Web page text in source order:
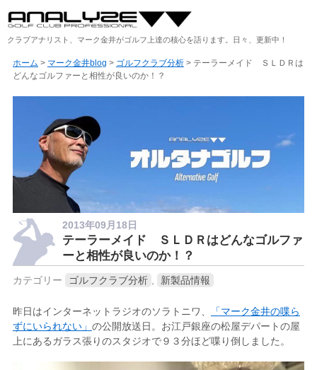
クラブアナリスト、マーク金井がゴルフ上達の核心を語ります。日々、更新中！
ホーム > マーク金井blog > ゴルフクラブ分析> テーラーメイド ＳＬＤＲは
どんなゴルファーと相性が良いのか！？
2013年09月18日
テーラーメイド ＳＬＤＲはどんなゴルファ
ーと相性が良いのか！？
カテゴリー ゴルフクラブ分析 新製品情報
昨日はインターネットラジオのソラトニワ、
「マーク金井の喋ら
ずにいられない」 の公開放送日。お江戸銀座の松屋デパートの屋
上にあるガラス張りのスタジオで９３分ほど喋り倒しました。